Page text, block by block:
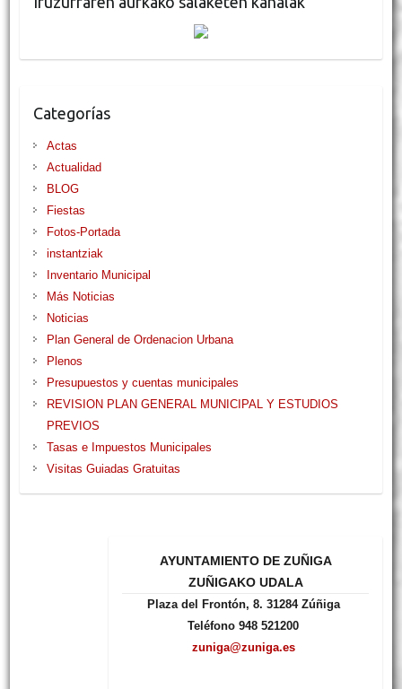
Categorías
Actas
Actualidad
BLOG
Fiestas
Fotos-Portada
instantziak
Inventario Municipal
Más Noticias
Noticias
Plan General de Ordenacion Urbana
Plenos
Presupuestos y cuentas municipales
REVISION PLAN GENERAL MUNICIPAL Y ESTUDIOS
PREVIOS
Tasas e Impuestos Municipales
Visitas Guiadas Gratuitas
AYUNTAMIENTO DE ZUÑIGA
ZUÑIGAKO UDALA
Plaza del Frontón, 8. 31284 Zúñiga
Teléfono 948 521200
zuniga@zuniga.es